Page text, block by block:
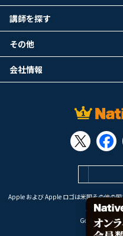
Apple および Apple ロゴは米国その他の
Apple Inc. の
Google Play は
講師を探す
その他
会社情報